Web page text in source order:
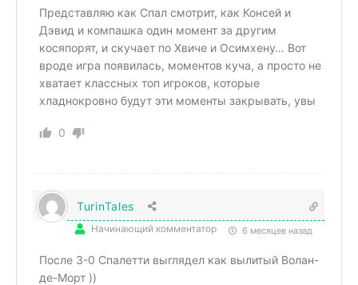
Представляю как Спал смотрит, как Консей и
Дэвид и компашка один момент за другим
косяпорят, и скучает по Хвиче и Осимхену… Вот
вроде игра появилась, моментов куча, а просто не
хватает классных топ игроков, которые
хладнокровно будут эти моменты закрывать, увы
0
TurinTales
Начинающий комментатор 6 месяцев назад
После 3-0 Спалетти выглядел как вылитый Волан-
де-Морт ))